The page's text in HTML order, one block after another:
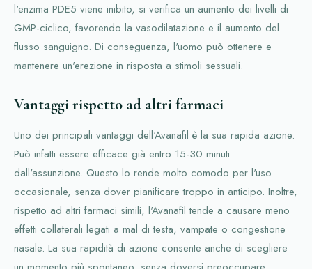
l'enzima PDE5 viene inibito, si verifica un aumento dei livelli di
GMP-ciclico, favorendo la vasodilatazione e il aumento del
flusso sanguigno. Di conseguenza, l'uomo può ottenere e
mantenere un'erezione in risposta a stimoli sessuali.
Vantaggi rispetto ad altri farmaci
Uno dei principali vantaggi dell'Avanafil è la sua rapida azione.
Può infatti essere efficace già entro 15-30 minuti
dall'assunzione. Questo lo rende molto comodo per l'uso
occasionale, senza dover pianificare troppo in anticipo. Inoltre,
rispetto ad altri farmaci simili, l'Avanafil tende a causare meno
effetti collaterali legati a mal di testa, vampate o congestione
nasale. La sua rapidità di azione consente anche di scegliere